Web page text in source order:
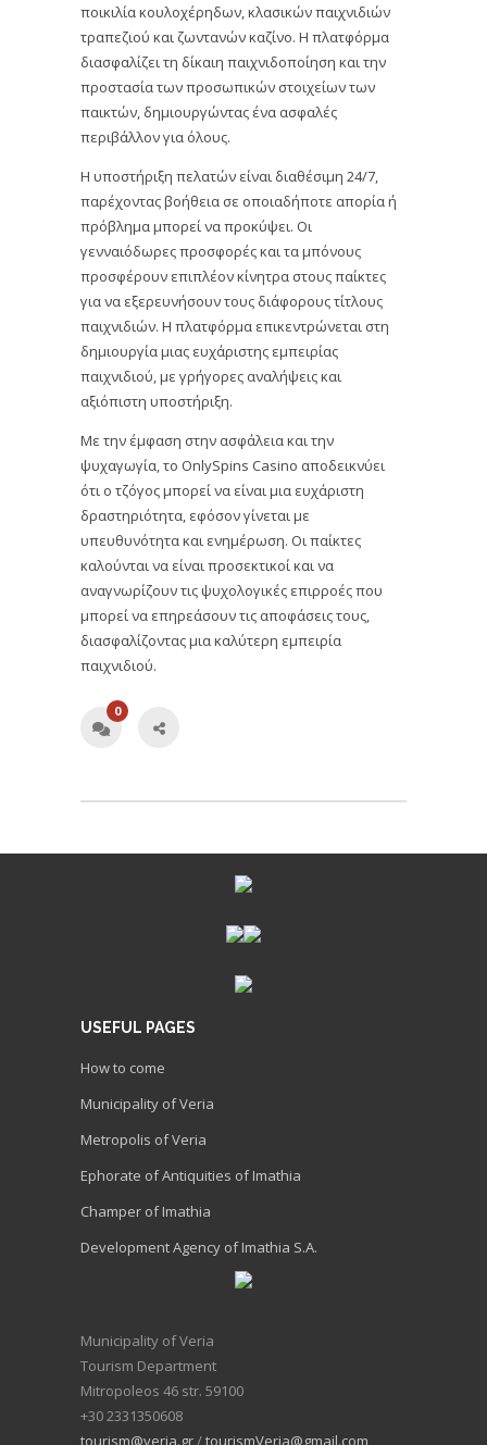
ποικιλία κουλοχέρηδων, κλασικών παιχνιδιών
τραπεζιού και ζωντανών καζίνο. Η πλατφόρμα
διασφαλίζει τη δίκαιη παιχνιδοποίηση και την
προστασία των προσωπικών στοιχείων των
παικτών, δημιουργώντας ένα ασφαλές
περιβάλλον για όλους.
Η υποστήριξη πελατών είναι διαθέσιμη 24/7,
παρέχοντας βοήθεια σε οποιαδήποτε απορία ή
πρόβλημα μπορεί να προκύψει. Οι
γενναιόδωρες προσφορές και τα μπόνους
προσφέρουν επιπλέον κίνητρα στους παίκτες
για να εξερευνήσουν τους διάφορους τίτλους
παιχνιδιών. Η πλατφόρμα επικεντρώνεται στη
δημιουργία μιας ευχάριστης εμπειρίας
παιχνιδιού, με γρήγορες αναλήψεις και
αξιόπιστη υποστήριξη.
Με την έμφαση στην ασφάλεια και την
ψυχαγωγία, το OnlySpins Casino αποδεικνύει
ότι ο τζόγος μπορεί να είναι μια ευχάριστη
δραστηριότητα, εφόσον γίνεται με
υπευθυνότητα και ενημέρωση. Οι παίκτες
καλούνται να είναι προσεκτικοί και να
αναγνωρίζουν τις ψυχολογικές επιρροές που
μπορεί να επηρεάσουν τις αποφάσεις τους,
διασφαλίζοντας μια καλύτερη εμπειρία
παιχνιδιού.
0
USEFUL PAGES
How to come
Municipality of Veria
Metropolis of Veria
Ephorate of Antiquities of Imathia
Champer of Imathia
Development Agency of Imathia S.A.
Municipality of Veria
Tourism Department
Mitropoleos 46 str. 59100
+30 2331350608
tourism@veria.gr/tourismVeria@gmail.com